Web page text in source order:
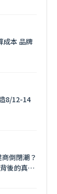
成本 品牌
8/12-14
倒閉潮？
後的真實